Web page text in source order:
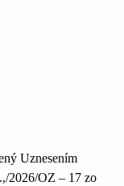
Uznesením
2026/OZ – 17 zo